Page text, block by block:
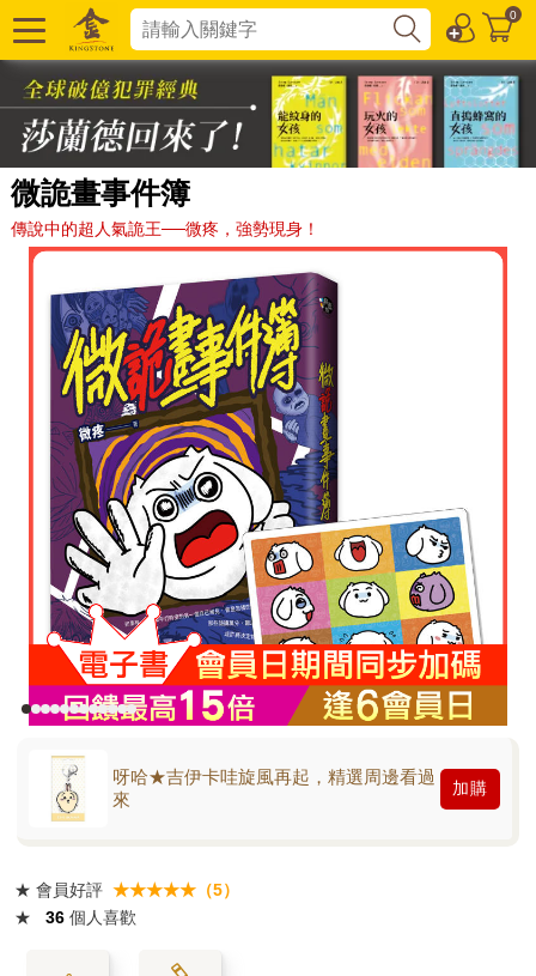
0
微詭畫事件簿
傳說中的超人氣詭王──微疼，強勢現身！
呀哈★吉伊卡哇旋風再起，精選周邊看過
來
加購
★ 會員好評 ★★★★★（5）
★
36 個人喜歡